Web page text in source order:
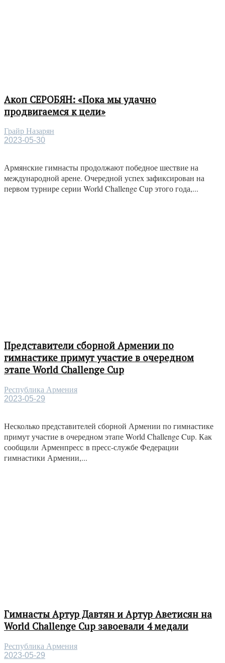
Акоп СЕРОБЯН: «Пока мы удачно
продвигаемся к цели»
Грайр Назарян
2023-05-30
Армянские гимнасты продолжают победное шествие на
международной арене. Очередной успех зафиксирован на
первом турнире серии World Challenge Cup этого года,...
Представители сборной Армении по
гимнастике примут участие в очередном
этапе World Challenge Cup
Республика Армения
2023-05-29
Несколько представителей сборной Армении по гимнастике
примут участие в очередном этапе World Challenge Cup. Как
сообщили Арменпресс в пресс-службе Федерации
гимнастики Армении,...
Гимнасты Артур Давтян и Артур Аветисян на
World Challenge Cup завоевали 4 медали
Республика Армения
2023-05-29